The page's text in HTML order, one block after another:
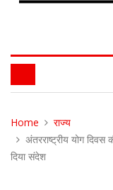
Home
राज्य
अंतरराष्ट्रीय योग दिवस
दिया संदेश